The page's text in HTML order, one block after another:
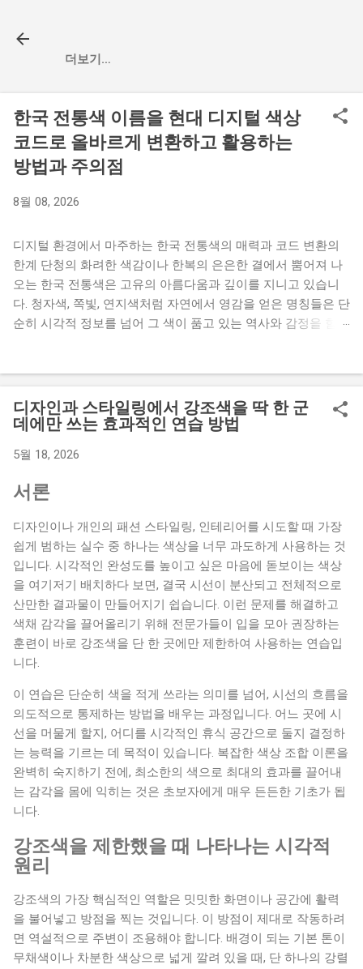
더보기…
한국 전통색 이름을 현대 디지털 색상
코드로 올바르게 변환하고 활용하는
방법과 주의점
8월 08, 2026
디지털 환경에서 마주하는 한국 전통색의 매력과 코드 변환의
한계 단청의 화려한 색감이나 한복의 은은한 결에서 뿜어져 나
오는 한국 전통색은 고유의 아름다움과 깊이를 지니고 있습니
다. 청자색, 쪽빛, 연지색처럼 자연에서 영감을 얻은 명칭들은 단
순히 시각적 정보를 넘어 그 색이 품고 있는 역사와 감정을 함께
입니다. 그러나 전통 예술품이나 자연 원료에서 추출한 아날로
그 색상을 컴퓨터 모니터와 모바일 화면에 표현하는 일은 생각
법이나 자연광 아래에서 느껴지던 깊이 있는 색감을 단순한
독특한 질감과 온도감이 소실되는 문제가 자주 나타납니다. 전
통색의 매력을 온전히 디지털로 복원하기 위해서는 현대 색상
코드 체계와의 연결 방식을 명확히 이해해야 합니다. 전통 염료
의 유동성과 디지털 색상 코드가 가지는 고정성 이해 한국 전통
색은 오방색과 오간색을 기본 축으로 삼아 자연에서 추출한 광
물이나 식물성 염료로 발색되었습니다. 이로 인해 전통색은 수
학적으로 고정된 단 하나의 주파수를 갖는 것이 아니라, 염색을
거듭하는 횟수나 원단인 비단과 삼베의 질감, 그리고 바라보는
장소의 조명에 따라 매번 다르게 나타나는 스펙트럼의 성격을
지닙니다. 즉, 아날로그 공간에서의 전통색은 고정된 상수가 아
닌 자연스러운 흐름 속에 존재하던 유동적인 개념이었습니다.
반면 현대 디지털 그래픽 환경에서 사용하는 Hex 코드나 RGB
값은 빛의 삼원색을 바탕으로 액정 디스플레이가 발산할 광량
을 수학적 좌표로 지정하는 고정적인 시스템입니다. 예컨대 연
지색을 표현하기 위해 웹 색상표에서 특정 Hex 코드를 찾으면
컴퓨터는 오직 그 지점의 주파수만을 일방적으로 모니터 밖으
로 내보냅니다. 이러한 차이 때문에...
디자인과 스타일링에서 강조색을 딱 한 군
데에만 쓰는 효과적인 연습 방법
5월 18, 2026
서론
디자인이나 개인의 패션 스타일링, 인테리어를 시도할 때 가장
쉽게 범하는 실수 중 하나는 색상을 너무 과도하게 사용하는 것
입니다. 시각적인 완성도를 높이고 싶은 마음에 돋보이는 색상
을 여기저기 배치하다 보면, 결국 시선이 분산되고 전체적으로
산만한 결과물이 만들어지기 쉽습니다. 이런 문제를 해결하고
색채 감각을 끌어올리기 위해 전문가들이 입을 모아 권장하는
훈련이 바로 강조색을 단 한 곳에만 제한하여 사용하는 연습입
니다.
이 연습은 단순히 색을 적게 쓰라는 의미를 넘어, 시선의 흐름을
의도적으로 통제하는 방법을 배우는 과정입니다. 어느 곳에 시
선을 머물게 할지, 어디를 시각적인 휴식 공간으로 둘지 결정하
는 능력을 기르는 데 목적이 있습니다. 복잡한 색상 조합 이론을
완벽히 숙지하기 전에, 최소한의 색으로 최대의 효과를 끌어내
는 감각을 몸에 익히는 것은 초보자에게 매우 든든한 기초가 됩
니다.
강조색을 제한했을 때 나타나는 시각적
원리
강조색의 가장 핵심적인 역할은 밋밋한 화면이나 공간에 활력
을 불어넣고 방점을 찍는 것입니다. 이 방점이 제대로 작동하려
면 역설적으로 주변이 조용해야 합니다. 배경이 되는 기본 톤이
무채색이나 차분한 색상으로 넓게 깔려 있을 때, 단 하나의 강렬